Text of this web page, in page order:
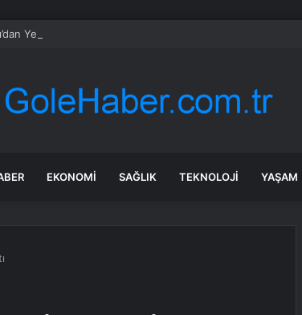
Yeni Parti Açıklamasına Tepki: Bu Arkadaşlarımız Koltukçu
EKONOMI SAĞLIK TEKNOLOJI YAŞAM